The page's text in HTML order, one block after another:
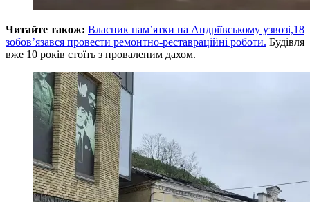
Читайте також: Власник пам’ятки на Андріївському узвозі,18
зобов’язався провести ремонтно-реставраційні роботи. Будівля
вже 10 років стоїть з проваленим дахом.